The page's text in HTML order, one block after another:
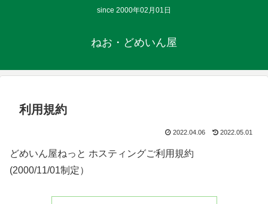
since 2000年02月01日
ねお・どめいん屋
利用規約
2022.04.06 2022.05.01
どめいん屋ねっと ホスティングご利用規約
(2000/11/01制定）